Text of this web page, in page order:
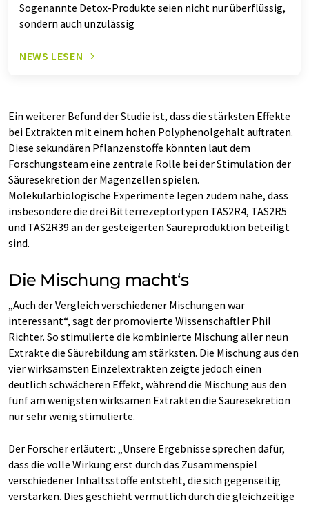
Sogenannte Detox-Produkte seien nicht nur überflüssig,
sondern auch unzulässig
NEWS LESEN
Ein weiterer Befund der Studie ist, dass die stärksten Effekte
bei Extrakten mit einem hohen Polyphenolgehalt auftraten.
Diese sekundären Pflanzenstoffe könnten laut dem
Forschungsteam eine zentrale Rolle bei der Stimulation der
Säuresekretion der Magenzellen spielen.
Molekularbiologische Experimente legen zudem nahe, dass
insbesondere die drei Bitterrezeptortypen TAS2R4, TAS2R5
und TAS2R39 an der gesteigerten Säureproduktion beteiligt
sind.
Die Mischung macht‘s
„Auch der Vergleich verschiedener Mischungen war
interessant“, sagt der promovierte Wissenschaftler Phil
Richter. So stimulierte die kombinierte Mischung aller neun
Extrakte die Säurebildung am stärksten. Die Mischung aus den
vier wirksamsten Einzelextrakten zeigte jedoch einen
deutlich schwächeren Effekt, während die Mischung aus den
fünf am wenigsten wirksamen Extrakten die Säuresekretion
nur sehr wenig stimulierte.
Der Forscher erläutert: „Unsere Ergebnisse sprechen dafür,
dass die volle Wirkung erst durch das Zusammenspiel
verschiedener Inhaltsstoffe entsteht, die sich gegenseitig
verstärken. Dies geschieht vermutlich durch die gleichzeitige